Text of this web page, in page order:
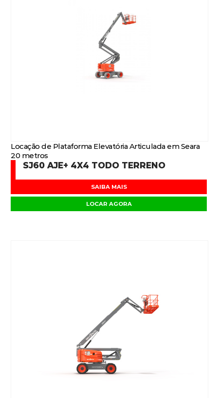
Locação de Plataforma Elevatória Articulada em Seara
20 metros
SJ60 AJE+ 4X4 TODO TERRENO
SAIBA MAIS
LOCAR AGORA